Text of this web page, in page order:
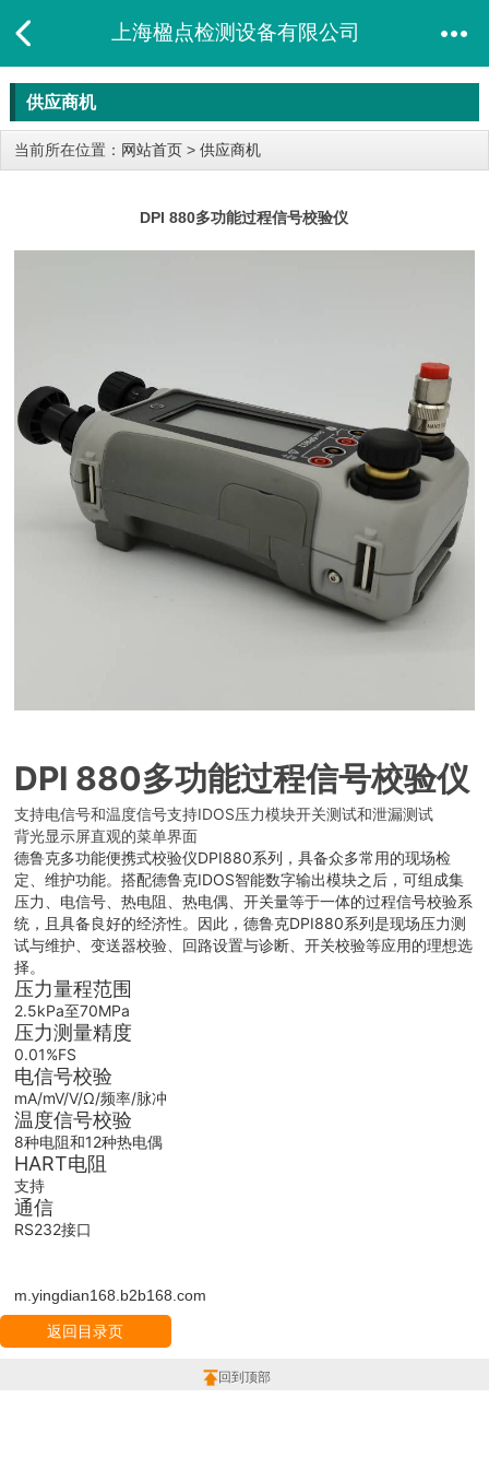
上海楹点检测设备有限公司
供应商机
当前所在位置： 网站首页 > 供应商机
DPI 880多功能过程信号校验仪
DPI 880多功能过程信号校验仪
支持电信号和温度信号支持IDOS压力模块开关测试和泄漏测试
背光显示屏直观的菜单界面
德鲁克多功能便携式校验仪DPI880系列，具备众多常用的现场检
定、维护功能。搭配德鲁克IDOS智能数字输出模块之后，可组成集
压⼒、电信号、热电阻、热电偶、开关量等于⼀体的过程信号校验系
统，且具备良好的经济性。因此，德鲁克DPI880系列是现场压⼒测
试与维护、变送器校验、回路设置与诊断、开关校验等应⽤的理想选
择。
压力量程范围
2.5kPa至70MPa
压力测量精度
0.01%FS
电信号校验
mA/mV/V/Ω/频率/脉冲
温度信号校验
8种电阻和12种热电偶
HART电阻
支持
通信
RS232接口
m.yingdian168.b2b168.com
返回目录页
回到顶部